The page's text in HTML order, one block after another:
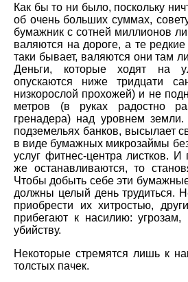
Как бы то ни было, поскольку
об очень больших суммах,
бумажник с сотней миллионов
валяются на дороге, а те
таки бывает, валяются они там
Деньги, которые ходят на
опускаются ниже тридцати
низкорослой прохожей) и не
метров (в руках радостно
гренадера) над уровнем
подземельях банков, высылает
в виде бумажных микрозаймы
услуг фитнес-центра листков.
же останавливаются, то
Чтобы добыть себе эти
должны целый день трудиться.
приобрести их хитростью,
прибегают к насилию: угрозам,
убийству.
Некоторые стремятся лишь к
толстых пачек.